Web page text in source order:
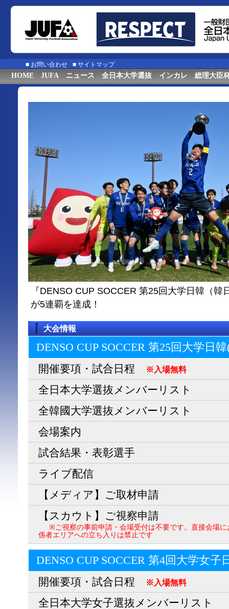
■ お問い合わせ ■ サイトマップ
HOME JUFA ニュース 全日本大学選抜 インカレ 総理大臣
『DENSO CUP SOCCER 第25回大学日韓（
が5連覇を達成！
大会情報
DENSO CUP SOCCER 第25回大学日
開催要項・試合日程 ※入場無料
全日本大学選抜メンバーリスト
全韓國大学選抜メンバーリスト
会場案内
試合結果・表彰選手
ライブ配信
【メディア】ご取材申請
【スカウト】ご視察申請
※ご視察の事前申請・会場受付は不要です。直接会場
係者エリアへの立ち入りは禁止です
DENSO CUP SOCCER 第4回大学女子
開催要項・試合日程 ※入場無料
全日本大学女子選抜メンバーリスト